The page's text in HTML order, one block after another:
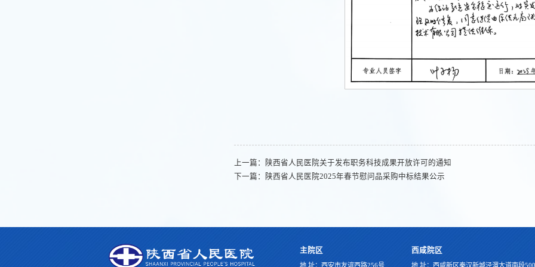
上一篇：
陕西省人民医院关于发布职务科技成果开放许可的通知
下一篇：
陕西省人民医院2025年春节慰问品采购中标结果公示
主院区
地 址：西安市友谊西路256号
西咸院区
地 址：西咸新区秦汉新城泾渭大道南段